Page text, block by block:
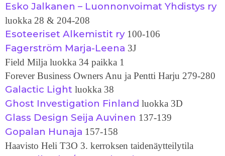
Esko Jalkanen – Luonnonvoimat Yhdistys ry
luokka 28 & 204-208
Esoteeriset Alkemistit ry100-106
Fagerström Marja-Leena 3J
Field Milja luokka 34 paikka 1
Forever Business Owners Anu ja Pentti Harju 279-280
Galactic Light luokka 38
Ghost Investigation Finland luokka 3D
Glass Design Seija Auvinen 137-139
Gopalan Hunaja 157-158
Haavisto Heli T3O 3. kerroksen taidenäytteilytila